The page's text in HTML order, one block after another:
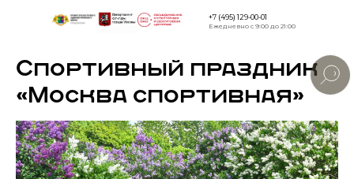
Версия
+7 (495) 129-00-01
Ежедневно с 9:00 до 21:00
Спортивный праздник
«Москва спортивная»